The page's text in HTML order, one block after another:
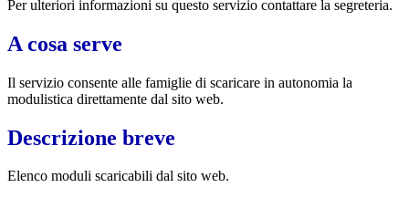
Per ulteriori informazioni su questo servizio contattare la segreteria.
A cosa serve
Il servizio consente alle famiglie di scaricare in autonomia la
modulistica direttamente dal sito web.
Descrizione breve
Elenco moduli scaricabili dal sito web.